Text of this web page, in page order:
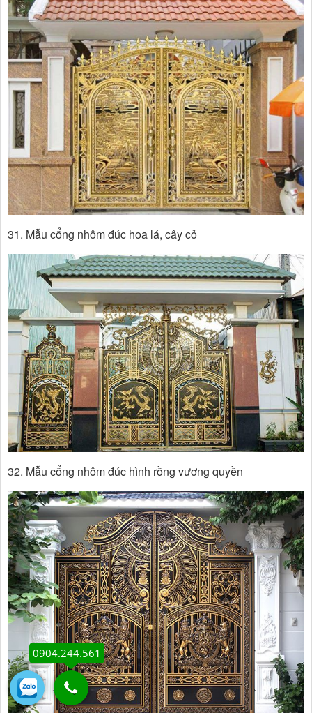
31. Mẫu cổng nhôm đúc hoa lá, cây cỏ
32. Mẫu cổng nhôm đúc hình rồng vương quyền
0904.244.561